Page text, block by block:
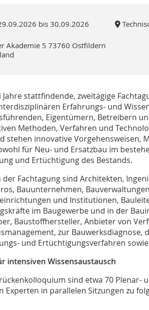
bis 30.09.2026
Akademie 5 73760 Ostfildern
Jahre stattfindende, zweitägige
Erfahrungs- und
Eigentümern, Betreibern
Methoden, Verfahren und
stehen innovative Vorgehensweisen,
für Neu- und Ersatzbau im
und Ertüchtigung des Bestands.
Fachtagung sind Architekten,
Bauunternehmen,
und Institutionen,
im Baugewerbe und in der
Baustoffhersteller, Anbieter von
zur Bauwerksdiagnose,
und Ertüchtigungsverfahren
intensiven Wissensaustausch
sind etwa 70 Plenar-
Experten in parallelen Sitzungen zu